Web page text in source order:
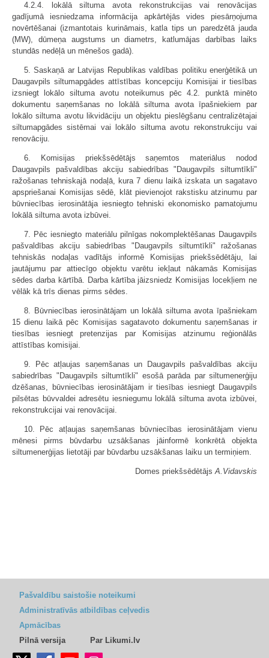
4.2.4. lokālā siltuma avota rekonstrukcijas vai renovācijas
gadījumā iesniedzama informācija apkārtējās vides piesārņojuma
novērtēšanai (izmantotais kurināmais, katla tips un paredzētā jauda
(MW), dūmeņa augstums un diametrs, katlumājas darbības laiks
stundās nedēļā un mēnešos gadā).
5. Saskaņā ar Latvijas Republikas valdības politiku enerģētikā un
Daugavpils siltumapgādes attīstības koncepciju Komisijai ir tiesības
izsniegt lokālo siltuma avotu noteikumus pēc 4.2. punktā minēto
dokumentu saņemšanas no lokālā siltuma avota īpašniekiem par
lokālo siltuma avotu likvidāciju un objektu pieslēgšanu centralizētajai
siltumapgādes sistēmai vai lokālo siltuma avotu rekonstrukciju vai
renovāciju.
6. Komisijas priekšsēdētājs saņemtos materiālus nodod
Daugavpils pašvaldības akciju sabiedrības "Daugavpils siltumtīkli"
ražošanas tehniskajā nodaļā, kura 7 dienu laikā izskata un sagatavo
apspriešanai Komisijas sēdē, klāt pievienojot rakstisku atzinumu par
būvniecības ierosinātāja iesniegto tehniski ekonomisko pamatojumu
lokālā siltuma avota izbūvei.
7. Pēc iesniegto materiālu pilnīgas nokomplektēšanas Daugavpils
pašvaldības akciju sabiedrības "Daugavpils siltumtīkli" ražošanas
tehniskās nodaļas vadītājs informē Komisijas priekšsēdētāju, lai
jautājumu par attiecīgo objektu varētu iekļaut nākamās Komisijas
sēdes darba kārtībā. Darba kārtība jāizsniedz Komisijas locekļiem ne
vēlāk kā trīs dienas pirms sēdes.
8. Būvniecības ierosinātājam un lokālā siltuma avota īpašniekam
15 dienu laikā pēc Komisijas sagatavoto dokumentu saņemšanas ir
tiesības iesniegt pretenzijas par Komisijas atzinumu reģionālās
attīstības komisijai.
9. Pēc atļaujas saņemšanas un Daugavpils pašvaldības akciju
sabiedrības "Daugavpils siltumtīkli" esošā parāda par siltumenerģiju
dzēšanas, būvniecības ierosinātājam ir tiesības iesniegt Daugavpils
pilsētas būvvaldei adresētu iesniegumu lokālā siltuma avota izbūvei,
rekonstrukcijai vai renovācijai.
10. Pēc atļaujas saņemšanas būvniecības ierosinātājam vienu
mēnesi pirms būvdarbu uzsākšanas jāinformē konkrētā objekta
siltumenerģijas lietotāji par būvdarbu uzsākšanas laiku un termiņiem.
Domes priekšsēdētājsA.Vidavskis
Pašvaldību saistošie noteikumi
Administratīvās atbildības ceļvedis
Apmācības
Pilnā versija
Par Likumi.lv